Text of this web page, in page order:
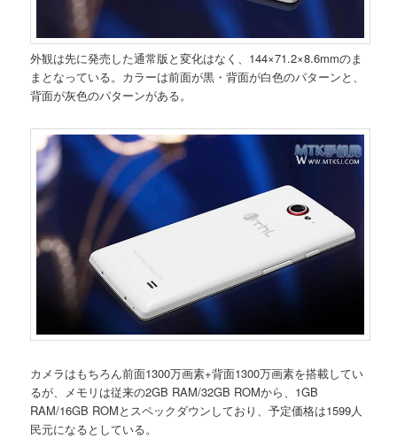
外観は先に発売した通常版と変化はなく、144×71.2×8.6mmのま
まとなっている。カラーは前面が黒・背面が白色のパターンと、
背面が灰色のパターンがある。
カメラはもちろん前面1300万画素+背面1300万画素を搭載してい
るが、メモリは従来の2GB RAM/32GB ROMから、1GB
RAM/16GB ROMとスペックダウンしており、予定価格は1599人
民元になるとしている。